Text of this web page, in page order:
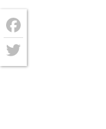
Facebook
Twitter